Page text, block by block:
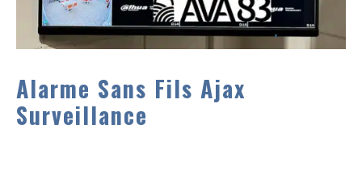
Alarme Sans Fils Ajax
Surveillance